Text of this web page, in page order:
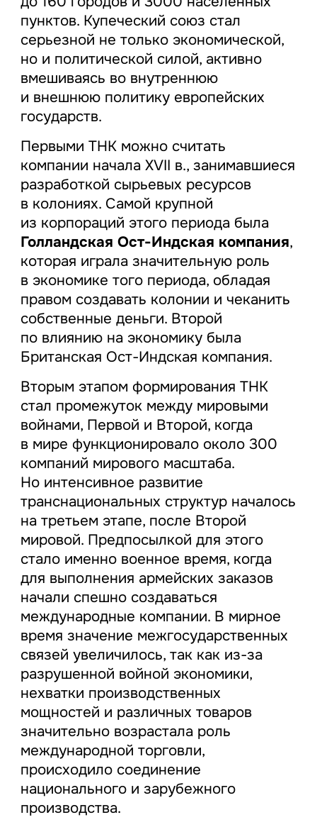
пунктов. Купеческий союз стал
серьезной не только экономической,
но и политической силой, активно
вмешиваясь во внутреннюю
и внешнюю политику европейских
государств.
Первыми ТНК можно считать
компании начала XVII в., занимавшиеся
разработкой сырьевых ресурсов
в колониях. Самой крупной
из корпораций этого периода была
Голландская Ост-Индская компания,
которая играла значительную роль
в экономике того периода, обладая
правом создавать колонии и чеканить
собственные деньги. Второй
по влиянию на экономику была
Британская Ост-Индская компания.
Вторым этапом формирования ТНК
стал промежуток между мировыми
войнами, Первой и Второй, когда
в мире функционировало около 300
компаний мирового масштаба.
Но интенсивное развитие
транснациональных структур началось
на третьем этапе, после Второй
мировой. Предпосылкой для этого
стало именно военное время, когда
для выполнения армейских заказов
начали спешно создаваться
международные компании. В мирное
время значение межгосударственных
связей увеличилось, так как из-за
разрушенной войной экономики,
нехватки производственных
мощностей и различных товаров
значительно возрастала роль
международной торговли,
происходило соединение
национального и зарубежного
производства.